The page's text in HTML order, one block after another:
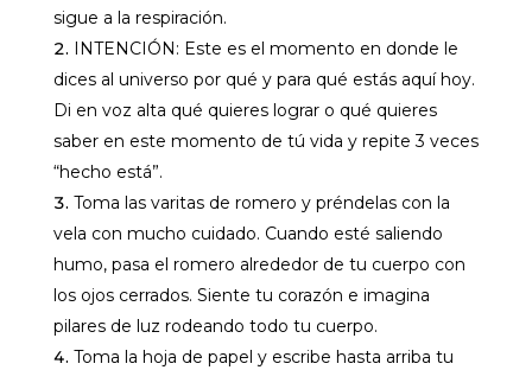
sigue a la respiración.
INTENCIÓN: Este es el momento en donde le
dices al universo por qué y para qué estás aquí hoy.
Di en voz alta qué quieres lograr o qué quieres
saber en este momento de tú vida y repite 3 veces
“hecho está”.
Toma las varitas de romero y préndelas con la
vela con mucho cuidado. Cuando esté saliendo
humo, pasa el romero alrededor de tu cuerpo con
los ojos cerrados. Siente tu corazón e imagina
pilares de luz rodeando todo tu cuerpo.
Toma la hoja de papel y escribe hasta arriba tu